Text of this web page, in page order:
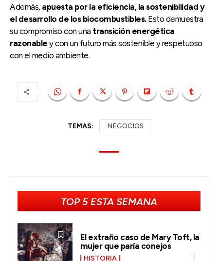
Además, apuesta por la eficiencia, la sostenibilidad y
el desarrollo de los biocombustibles. Esto demuestra
su compromiso con una transición energética
razonable y con un futuro más sostenible y respetuoso
con el medio ambiente.
TEMAS: NEGOCIOS
TOP 5 ESTA SEMANA
El extraño caso de Mary Toft, la
mujer que paría conejos
HISTORIA